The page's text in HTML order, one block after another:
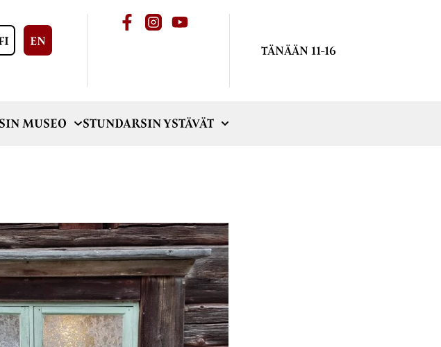
EN
TÄNÄÄN 11-16
MUSEO STUNDARSIN YSTÄVÄT